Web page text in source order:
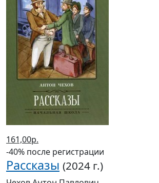
161,00р.
-40% после регистрации
Рассказы (2024 г.)